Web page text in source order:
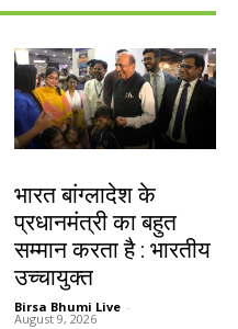
भारत बांग्लादेश के
प्रधानमंत्री का बहुत
सम्मान करता है : भारतीय
उच्चायुक्त
Birsa Bhumi Live -
August 9, 2026